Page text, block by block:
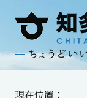
現在位置：